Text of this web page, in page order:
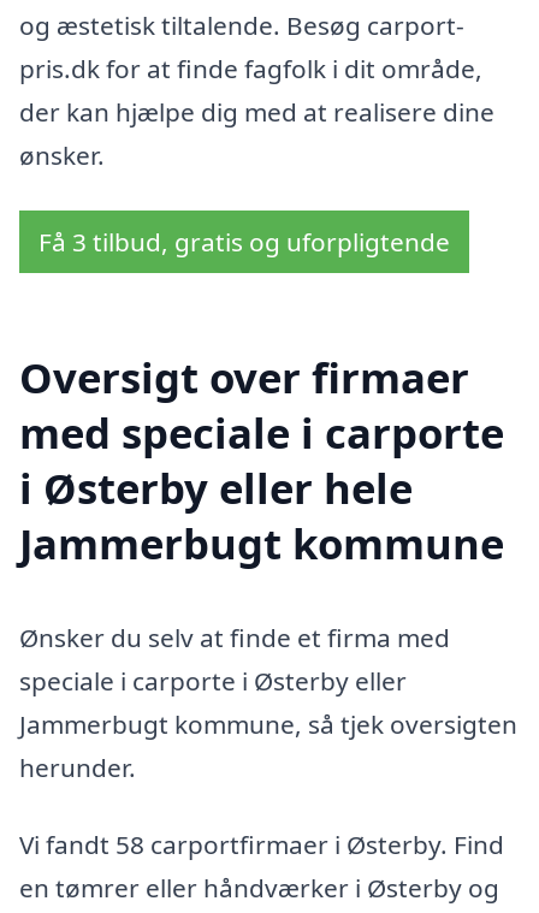
og æstetisk tiltalende. Besøg carport-
pris.dk for at finde fagfolk i dit område,
der kan hjælpe dig med at realisere dine
ønsker.
Få 3 tilbud, gratis og uforpligtende
Oversigt over firmaer
med speciale i carporte
i Østerby eller hele
Jammerbugt kommune
Ønsker du selv at finde et firma med
speciale i carporte i Østerby eller
Jammerbugt kommune, så tjek oversigten
herunder.
Vi fandt 58 carportfirmaer i Østerby. Find
en tømrer eller håndværker i Østerby og